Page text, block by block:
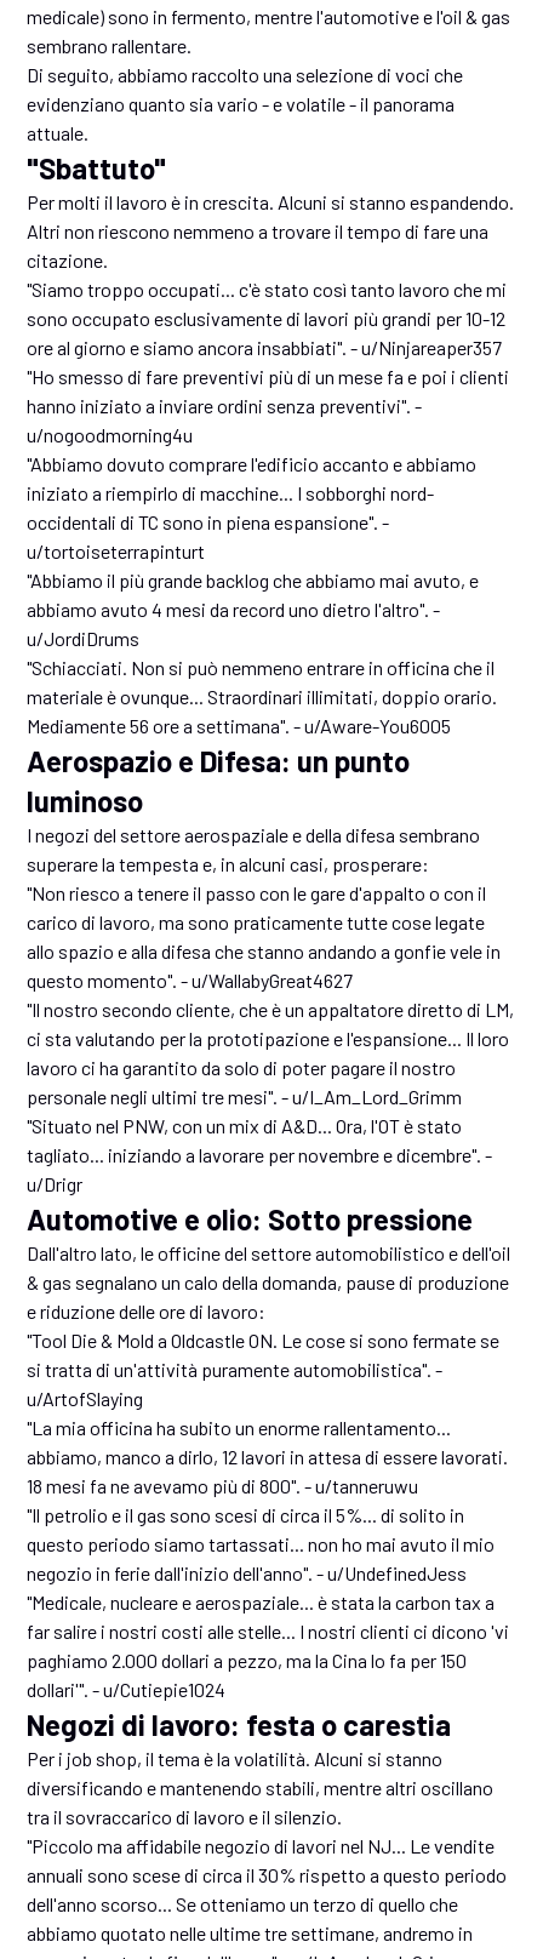
medicale) sono in fermento, mentre l'automotive e l'oil & gas
sembrano rallentare.
Di seguito, abbiamo raccolto una selezione di voci che
evidenziano quanto sia vario - e volatile - il panorama
attuale.
"Sbattuto"
Per molti il lavoro è in crescita. Alcuni si stanno espandendo.
Altri non riescono nemmeno a trovare il tempo di fare una
citazione.
"Siamo troppo occupati... c'è stato così tanto lavoro che mi
sono occupato esclusivamente di lavori più grandi per 10-12
ore al giorno e siamo ancora insabbiati". - u/Ninjareaper357
"Ho smesso di fare preventivi più di un mese fa e poi i clienti
hanno iniziato a inviare ordini senza preventivi". -
u/nogoodmorning4u
"Abbiamo dovuto comprare l'edificio accanto e abbiamo
iniziato a riempirlo di macchine... I sobborghi nord-
occidentali di TC sono in piena espansione". -
u/tortoiseterrapinturt
"Abbiamo il più grande backlog che abbiamo mai avuto, e
abbiamo avuto 4 mesi da record uno dietro l'altro". -
u/JordiDrums
"Schiacciati. Non si può nemmeno entrare in officina che il
materiale è ovunque... Straordinari illimitati, doppio orario.
Mediamente 56 ore a settimana". - u/Aware-You6005
Aerospazio e Difesa: un punto
luminoso
I negozi del settore aerospaziale e della difesa sembrano
superare la tempesta e, in alcuni casi, prosperare:
"Non riesco a tenere il passo con le gare d'appalto o con il
carico di lavoro, ma sono praticamente tutte cose legate
allo spazio e alla difesa che stanno andando a gonfie vele in
questo momento". - u/WallabyGreat4627
"Il nostro secondo cliente, che è un appaltatore diretto di LM,
ci sta valutando per la prototipazione e l'espansione... Il loro
lavoro ci ha garantito da solo di poter pagare il nostro
personale negli ultimi tre mesi". - u/I_Am_Lord_Grimm
"Situato nel PNW, con un mix di A&D... Ora, l'OT è stato
tagliato... iniziando a lavorare per novembre e dicembre". -
u/Drigr
Automotive e olio: Sotto pressione
Dall'altro lato, le officine del settore automobilistico e dell'oil
& gas segnalano un calo della domanda, pause di produzione
e riduzione delle ore di lavoro:
"Tool Die & Mold a Oldcastle ON. Le cose si sono fermate se
si tratta di un'attività puramente automobilistica". -
u/ArtofSlaying
"La mia officina ha subito un enorme rallentamento...
abbiamo, manco a dirlo, 12 lavori in attesa di essere lavorati.
18 mesi fa ne avevamo più di 800". - u/tanneruwu
"Il petrolio e il gas sono scesi di circa il 5%... di solito in
questo periodo siamo tartassati... non ho mai avuto il mio
negozio in ferie dall'inizio dell'anno". - u/UndefinedJess
"Medicale, nucleare e aerospaziale... è stata la carbon tax a
far salire i nostri costi alle stelle... I nostri clienti ci dicono 'vi
paghiamo 2.000 dollari a pezzo, ma la Cina lo fa per 150
dollari'". - u/Cutiepie1024
Negozi di lavoro: festa o carestia
Per i job shop, il tema è la volatilità. Alcuni si stanno
diversificando e mantenendo stabili, mentre altri oscillano
tra il sovraccarico di lavoro e il silenzio.
"Piccolo ma affidabile negozio di lavori nel NJ... Le vendite
annuali sono scese di circa il 30% rispetto a questo periodo
dell'anno scorso... Se otteniamo un terzo di quello che
abbiamo quotato nelle ultime tre settimane, andremo in